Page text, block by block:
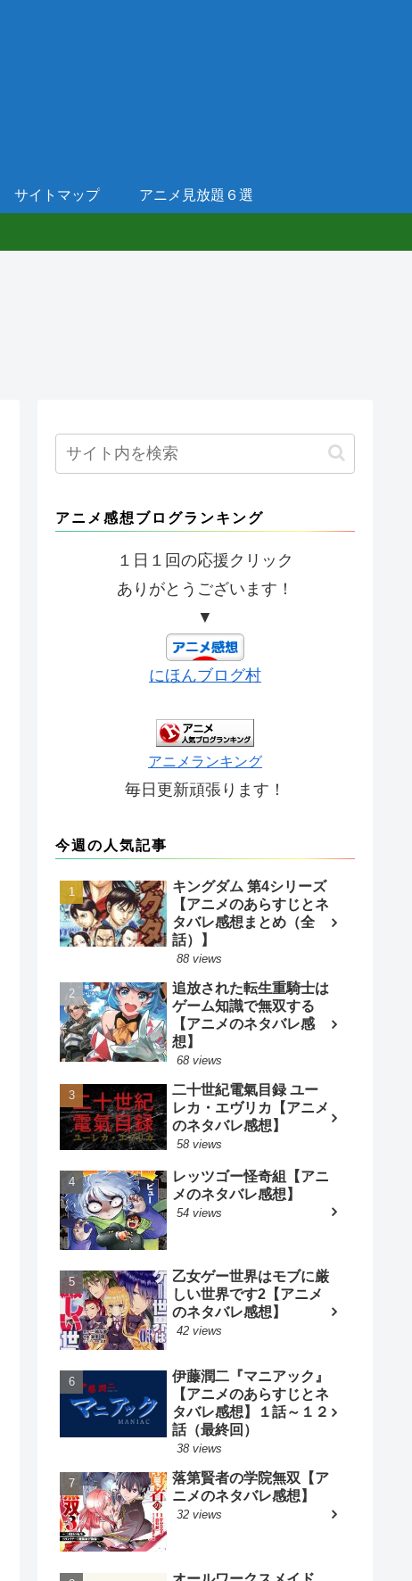
サイトマップ アニメ見放題６選
アニメ感想ブログランキング
１日１回の応援クリック
ありがとうございます！
▼
にほんブログ村
アニメランキング
毎日更新頑張ります！
今週の人気記事
キングダム 第4シリーズ
【アニメのあらすじとネ
タバレ感想まとめ（全
話）】
88 views
追放された転生重騎士は
ゲーム知識で無双する
【アニメのネタバレ感
想】
68 views
二十世紀電氣目録 ユー
レカ・エヴリカ【アニメ
のネタバレ感想】
58 views
レッツゴー怪奇組【アニ
メのネタバレ感想】
54 views
乙女ゲー世界はモブに厳
しい世界です2【アニメ
のネタバレ感想】
42 views
伊藤潤二『マニアック』
【アニメのあらすじとネ
タバレ感想】１話～１２
話（最終回）
38 views
落第賢者の学院無双【ア
ニメのネタバレ感想】
32 views